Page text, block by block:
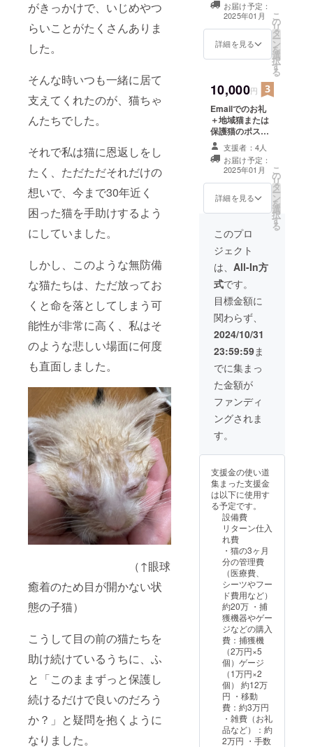
がきっかけで、いじめやつ
らいことがたくさんありま
した。
そんな時いつも一緒に居て
支えてくれたのが、猫ちゃ
んたちでした。
それで私は猫に恩返しをし
たく、ただただそれだけの
想いで、今まで30年近く
困った猫を手助けするよう
にしていました。
しかし、このような無防備
な猫たちは、ただ放ってお
くと命を落としてしまう可
能性が非常に高く、私はそ
のような悲しい場面に何度
も直面しました。
（↑眼球
癒着のため目が開かない状
態の子猫）
こうして目の前の猫たちを
助け続けているうちに、ふ
と「このままずっと保護し
続けるだけで良いのだろう
か？」と疑問を抱くように
なりました。
なく共存で
きる地域を
目指して活
動していま
205年に捕獲
した猫の数
は119匹。
小さな活動
ではありま
すが、一匹
でも多くの
猫たちが安
心して暮ら
せる未来を
つくってい
きたいと考
えていま
す。
お届け予定：
2025年01月
詳細を見る
こ
の
リ
タ
ー
ン
を
選
択
す
る
10,000円
Emailでのお礼
＋地域猫または
保護猫のポスト
カード10枚
支援者：4人
お届け予定：
2025年01月
詳細を見る
こ
の
リ
タ
ー
ン
を
選
択
す
る
このプロ
ジェクト
は、 All-In方
式です。
目標金額に
関わらず、
2024/10/31
23:59:59ま
でに集まっ
た金額が
ファンディ
ングされま
す。
支援金の使い道
集まった支援金
は以下に使用す
る予定です。
設備費
リターン仕入
れ費
・猫の3ヶ月
分の管理費
（医療費、
シーツやフー
ド費用など）
約20万 ・捕
獲機器やゲー
ジなどの購入
費：捕獲機
（2万円×5
個）ゲージ
（1万円×2
個） 約12万
円 ・移動
費：約3万円
・雑費（お礼
品など）：約
2万円 ・手数